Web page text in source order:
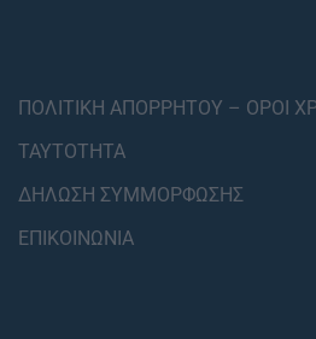
ΠΟΛΙΤΙΚΗ ΑΠΟΡΡΗΤΟΥ – ΟΡΟΙ
ΤΑΥΤΟΤΗΤΑ
ΔΗΛΩΣΗ ΣΥΜΜΟΡΦΩΣΗΣ
ΕΠΙΚΟΙΝΩΝΙΑ